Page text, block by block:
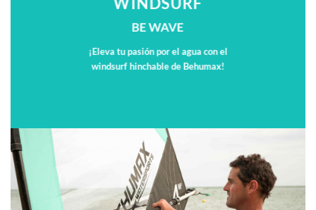
BE WAVE
¡Eleva tu pasión por el agua con el
windsurf hinchable de Behumax!